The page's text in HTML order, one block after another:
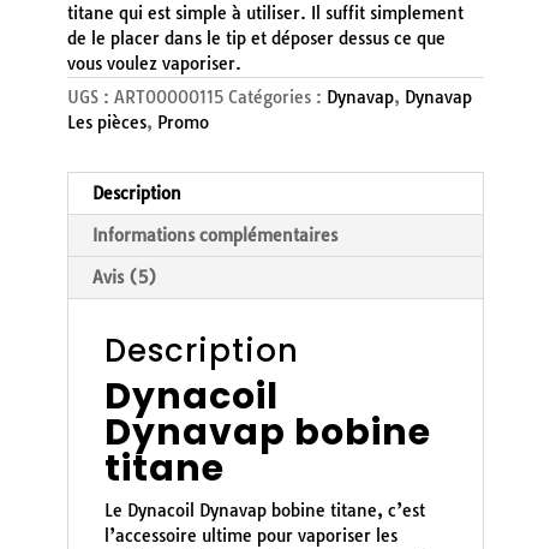
titane qui est simple à utiliser. Il suffit simplement
de le placer dans le tip et déposer dessus ce que
vous voulez vaporiser.
UGS : ART00000115 Catégories : Dynavap, Dynavap
Les pièces, Promo
Description
Informations complémentaires
Avis (5)
Description
Dynacoil
Dynavap bobine
titane
Le Dynacoil Dynavap bobine titane, c’est
l’accessoire ultime pour vaporiser les